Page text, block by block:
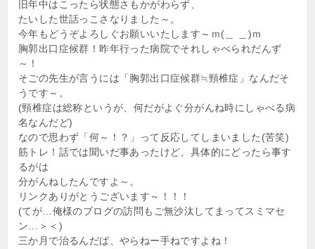
旧年中はこったら状態さもかがわらず、
たいした世話っこさなりました～。
今年もどうぞよろしぐお願いいたします～ｍ(＿ ＿)ｍ
胸郭出口症候群！昨年行った病院でそれしゃべられだんず
～！
そごの先生が言うには「胸郭出口症候群≒頸椎症」なんだそ
うです～。
(頸椎症は総称というが、何だがよぐ分がんね時にしゃべる病
名なんだど)
なので思わず「何～！？」って反応してしまいました(苦笑)
筋トレ！話では聞いだ事あったけど、具体的にどったら事す
るがは
分がんねしたんですよ～。
リンクありがとうございます～！！！
(てが…俺様のブログの訪問もご無沙汰してまってスミマセ
ン…＞＜)
三か月で治るんだば、やらねー手ねですよね！